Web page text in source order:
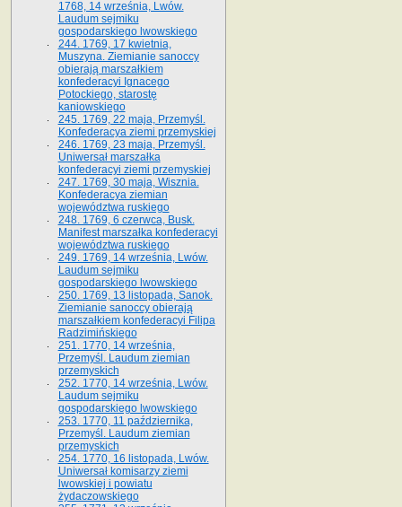
1768, 14 września, Lwów.
Laudum sejmiku
gospodarskiego lwowskiego
244. 1769, 17 kwietnia,
Muszyna. Ziemianie sanoccy
obierają marszałkiem
konfederacyi Ignacego
Potockiego, starostę
kaniowskiego
245. 1769, 22 maja, Przemyśl.
Konfederacya ziemi przemyskiej
246. 1769, 23 maja, Przemyśl.
Uniwersał marszałka
konfederacyi ziemi przemyskiej
247. 1769, 30 maja, Wisznia.
Konfederacya ziemian
województwa ruskiego
248. 1769, 6 czerwca, Busk.
Manifest marszałka konfederacyi
województwa ruskiego
249. 1769, 14 września, Lwów.
Laudum sejmiku
gospodarskiego lwowskiego
250. 1769, 13 listopada, Sanok.
Ziemianie sanoccy obierają
marszałkiem konfederacyi Filipa
Radzimińskiego
251. 1770, 14 września,
Przemyśl. Laudum ziemian
przemyskich
252. 1770, 14 września, Lwów.
Laudum sejmiku
gospodarskiego lwowskiego
253. 1770, 11 października,
Przemyśl. Laudum ziemian
przemyskich
254. 1770, 16 listopada, Lwów.
Uniwersał komisarzy ziemi
lwowskiej i powiatu
żydaczowskiego